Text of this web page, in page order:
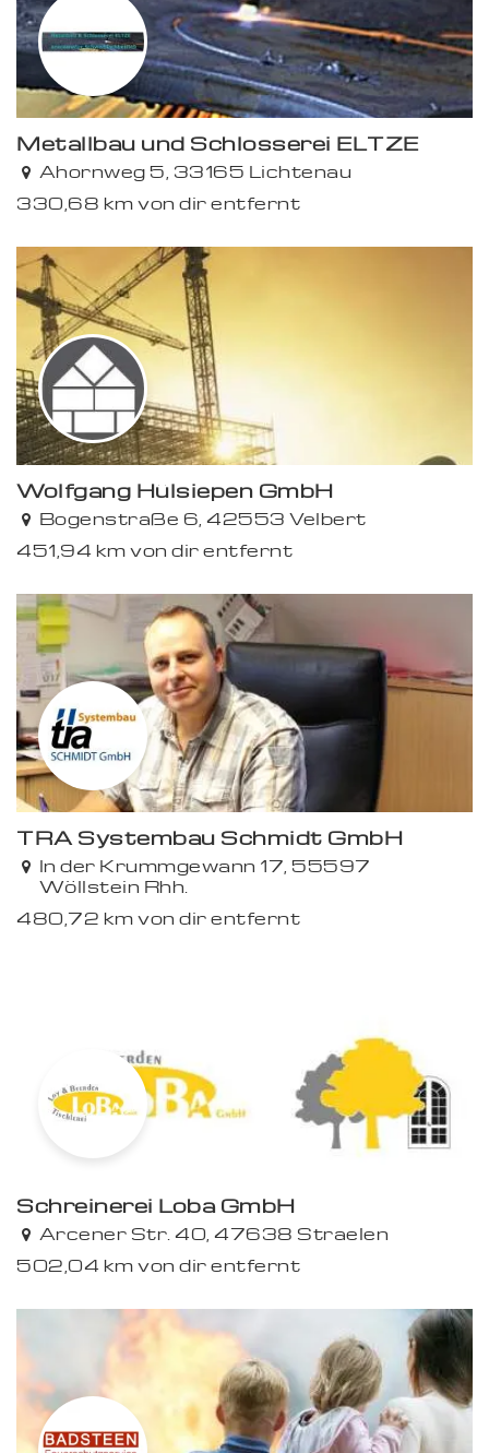
Metallbau und Schlosserei ELTZE
Ahornweg 5, 33165 Lichtenau
330,68 km von dir entfernt
Wolfgang Hülsiepen GmbH
Bogenstraße 6, 42553 Velbert
451,94 km von dir entfernt
TRA Systembau Schmidt GmbH
In der Krummgewann 17, 55597
Wöllstein Rhh.
480,72 km von dir entfernt
Schreinerei Loba GmbH
Arcener Str. 40, 47638 Straelen
502,04 km von dir entfernt